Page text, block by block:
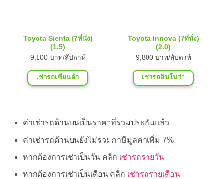
Toyota Sienta (7ที่นั่ง)
(1.5)
9,100 บาท/สัปดาห์
เช่ารถเซียนต้า
Toyota Innova (7ที่นั่ง)
(2.0)
9,800 บาท/สัปดาห์
เช่ารถอินโนว่า
ค่าเช่ารถด้านบนเป็นราคาที่รวมประกันแล้ว
ค่าเช่ารถด้านบนยังไม่รวมภาษีมูลค่าเพิ่ม 7%
หากต้องการเช่าเป็นวัน คลิก เช่ารถรายวัน
หากต้องการเช่าเป็นเดือน คลิก เช่ารถรายเดือน